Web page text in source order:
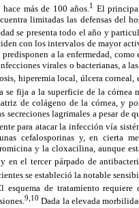
más de 100 años. 1 El
limitadas las defensas del
se presenta todo el año y
con los intervalos de mayor
a la enfermedad, como
virales o bacterianas, a
hiperemia local, úlcera corneal,
se fija a la superficie de la córnea
de colágeno de la córnea, y
secreciones lagrimales a pesar de
para atacar la infección vía
cefalosporinas y, en cierta
y la cloxacilina, aunque
en el tercer párpado de
se estableció la notable
esquema de tratamiento requiere
9,10 Dada la elevada